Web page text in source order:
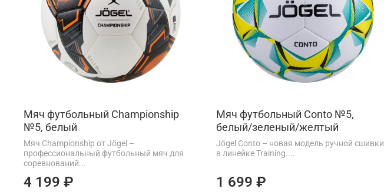
Мяч футбольный Championship
№5, белый
Мяч Championship от Jögel –
профессиональный футбольный мяч для
соревнований...
4 199 ₽
Мяч футбольный Conto №5,
белый/зеленый/желтый
Jögel Conto – новая модель ручной сшивки
в линейке Training....
1 699 ₽